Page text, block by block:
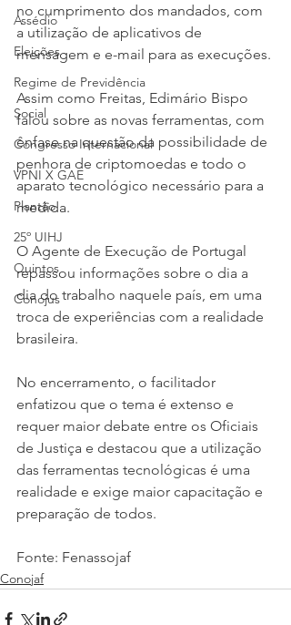
Assédio
Eleições
Regime de Previdência
Social
Congresso Internacional
VPNI X GAE
Plantão
25º UIHJ
Quintos
Conojus
no cumprimento dos mandados, com
a utilização de aplicativos de
mensagem e e-mail para as execuções.
Assim como Freitas, Edimário Bispo
falou sobre as novas ferramentas, com
ênfase na questão da possibilidade de
penhora de criptomoedas e todo o
aparato tecnológico necessário para a
medida.
O Agente de Execução de Portugal
repassou informações sobre o dia a
dia do trabalho naquele país, em uma
troca de experiências com a realidade
brasileira.
No encerramento, o facilitador
enfatizou que o tema é extenso e
requer maior debate entre os Oficiais
de Justiça e destacou que a utilização
das ferramentas tecnológicas é uma
realidade e exige maior capacitação e
preparação de todos.
Fonte: Fenassojaf
Conojaf